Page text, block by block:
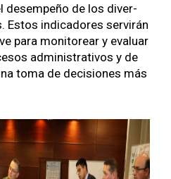
desem­peño de los diver­
Estos indi­cadores servirán
para mon­i­tore­ar y eval­u­ar
admin­is­tra­tivos y de
toma de deci­siones más